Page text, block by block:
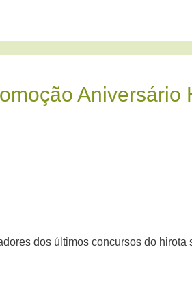
Aniversário
dos últimos concursos do hirota